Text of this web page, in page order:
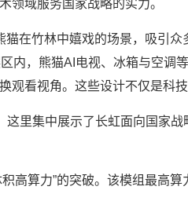
领域服务国家战略的实力。
在竹林中嬉戏的场景，吸引
内，熊猫AI电视、冰箱与空
看视角。这些设计不仅是科
这里集中展示了长虹面向国家
高算力”的突破。该模组最高